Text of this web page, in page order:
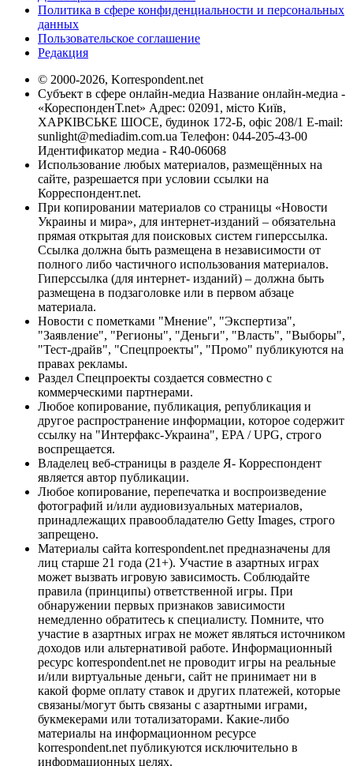
Политика в сфере конфиденциальности и персональных
данных
Пользовательское соглашение
Редакция
© 2000-2026, Korrespondent.net
Субъект в сфере онлайн-медиа Название онлайн-медиа -
«КореспонденТ.net» Адрес: 02091, місто Київ,
ХАРКІВСЬКЕ ШОСЕ, будинок 172-Б, офіс 208/1 E-mail:
sunlight@mediadim.com.ua Телефон: 044-205-43-00
Идентификатор медиа - R40-06068
Использование любых материалов, размещённых на
сайте, разрешается при условии ссылки на
Корреспондент.net.
При копировании материалов со страницы «Новости
Украины и мира», для интернет-изданий – обязательна
прямая открытая для поисковых систем гиперссылка.
Ссылка должна быть размещена в независимости от
полного либо частичного использования материалов.
Гиперссылка (для интернет- изданий) – должна быть
размещена в подзаголовке или в первом абзаце
материала.
Новости с пометками "Мнение", "Экспертиза",
"Заявление", "Регионы", "Деньги", "Власть", "Выборы",
"Тест-драйв", "Спецпроекты", "Промо" публикуются на
правах рекламы.
Раздел Спецпроекты создается совместно с
коммерческими партнерами.
Любое копирование, публикация, републикация и
другое распространение информации, которое содержит
ссылку на "Интерфакс-Украина", EPA / UPG, строго
воспрещается.
Владелец веб-страницы в разделе Я- Корреспондент
является автор публикации.
Любое копирование, перепечатка и воспроизведение
фотографий и/или аудиовизуальных материалов,
принадлежащих правообладателю Getty Images, строго
запрещено.
Материалы сайта korrespondent.net предназначены для
лиц старше 21 года (21+). Участие в азартных играх
может вызвать игровую зависимость. Соблюдайте
правила (принципы) ответственной игры. При
обнаружении первых признаков зависимости
немедленно обратитесь к специалисту. Помните, что
участие в азартных играх не может являться источником
доходов или альтернативой работе. Информационный
ресурс korrespondent.net не проводит игры на реальные
и/или виртуальные деньги, сайт не принимает ни в
какой форме оплату ставок и других платежей, которые
связаны/могут быть связаны с азартными играми,
букмекерами или тотализаторами. Какие-либо
материалы на информационном ресурсе
korrespondent.net публикуются исключительно в
информационных целях.